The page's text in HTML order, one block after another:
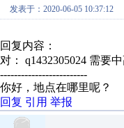
发表于：2020-06-05 10:37:12
回复内容：
对： q1432305024 需要中
-------------------------
你好，地点在哪里呢？
回复 引用 举报